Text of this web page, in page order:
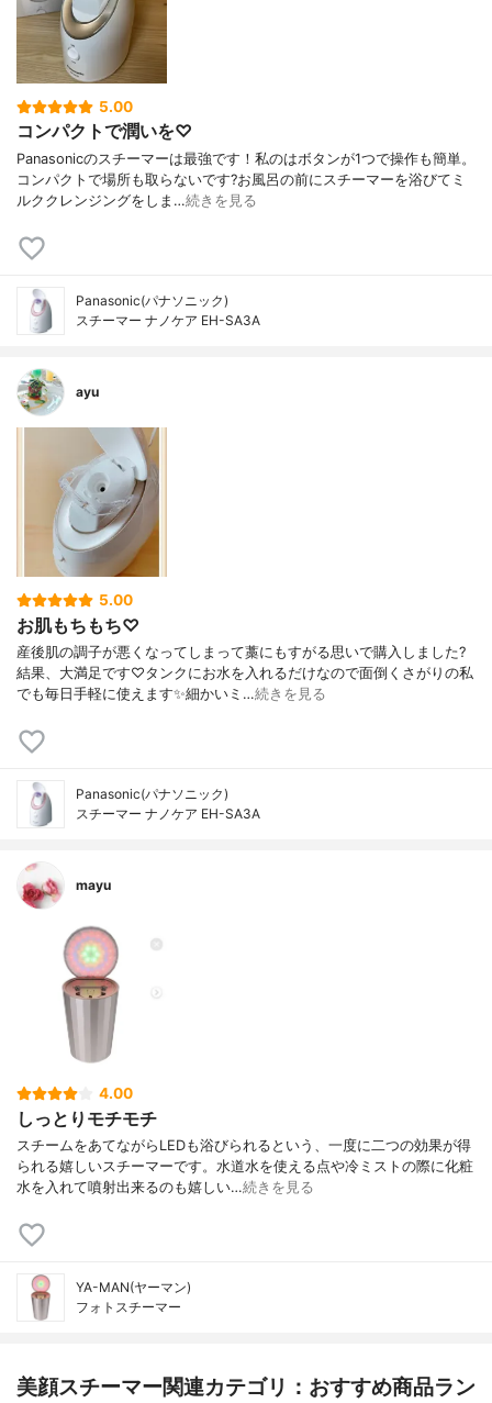
5.00
コンパクトで潤いを♡
Panasonicのスチーマーは最強です！私のはボタンが1つで操作も簡単。
コンパクトで場所も取らないです?お風呂の前にスチーマーを浴びてミ
ルククレンジングをしま…続きを見る
Panasonic(パナソニック)
スチーマー ナノケア EH-SA3A
ayu
5.00
お肌もちもち♡
産後肌の調子が悪くなってしまって藁にもすがる思いで購入しました?
結果、大満足です♡タンクにお水を入れるだけなので面倒くさがりの私
でも毎日手軽に使えます✨細かいミ…続きを見る
Panasonic(パナソニック)
スチーマー ナノケア EH-SA3A
mayu
4.00
しっとりモチモチ
スチームをあてながらLEDも浴びられるという、一度に二つの効果が得
られる嬉しいスチーマーです。水道水を使える点や冷ミストの際に化粧
水を入れて噴射出来るのも嬉しい…続きを見る
YA-MAN(ヤーマン)
フォトスチーマー
美顔スチーマー関連カテゴリ：おすすめ商品ラン